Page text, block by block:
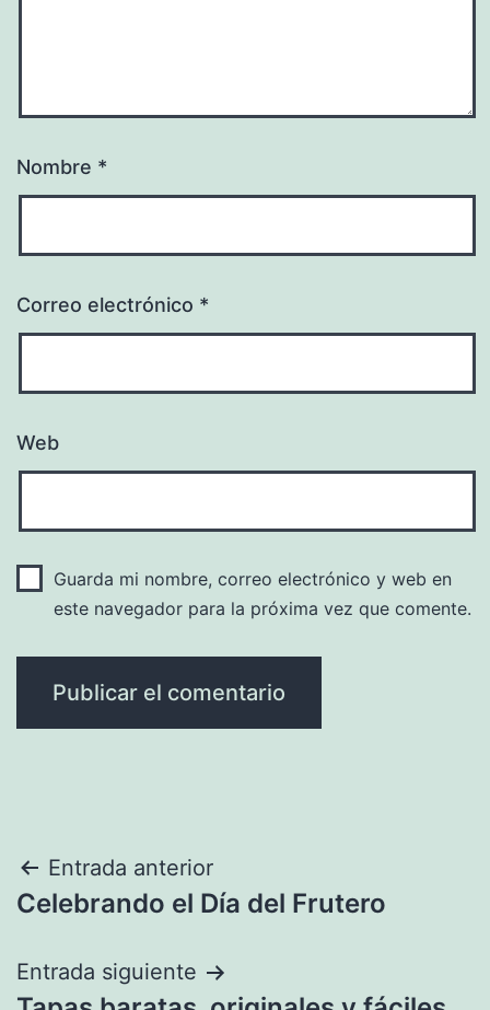
Nombre *
Correo electrónico *
Web
Guarda mi nombre, correo electrónico y web en
este navegador para la próxima vez que comente.
Navegación
de
entradas
Entrada anterior
Celebrando el Día del Frutero
Entrada siguiente